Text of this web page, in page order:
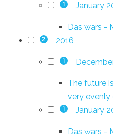
1 January
Das wars -
2 2016
1
The future
very evenly
1 January
Das wars -